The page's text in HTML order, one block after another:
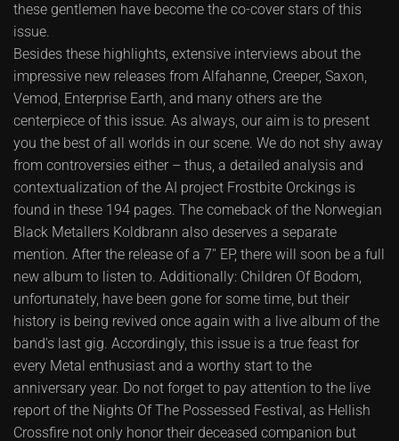
these gentlemen have become the co-cover stars of this
issue.
Besides these highlights, extensive interviews about the
impressive new releases from Alfahanne, Creeper, Saxon,
Vemod, Enterprise Earth, and many others are the
centerpiece of this issue. As always, our aim is to present
you the best of all worlds in our scene. We do not shy away
from controversies either – thus, a detailed analysis and
contextualization of the AI project Frostbite Orckings is
found in these 194 pages. The comeback of the Norwegian
Black Metallers Koldbrann also deserves a separate
mention. After the release of a 7'' EP, there will soon be a full
new album to listen to. Additionally: Children Of Bodom,
unfortunately, have been gone for some time, but their
history is being revived once again with a live album of the
band's last gig. Accordingly, this issue is a true feast for
every Metal enthusiast and a worthy start to the
anniversary year. Do not forget to pay attention to the live
report of the Nights Of The Possessed Festival, as Hellish
Crossfire not only honor their deceased companion but